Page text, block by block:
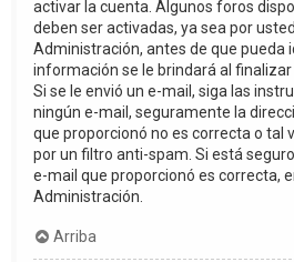
activar la cuenta. Algunos foros
deben ser activadas, ya sea por
Administración, antes de que pueda
información se le brindará al finalizar
Si se le envió un e-mail, siga las
ningún e-mail, seguramente la
que proporcionó no es correcta o tal
por un filtro anti-spam. Si está
e-mail que proporcionó es correcta,
Administración.
Arriba